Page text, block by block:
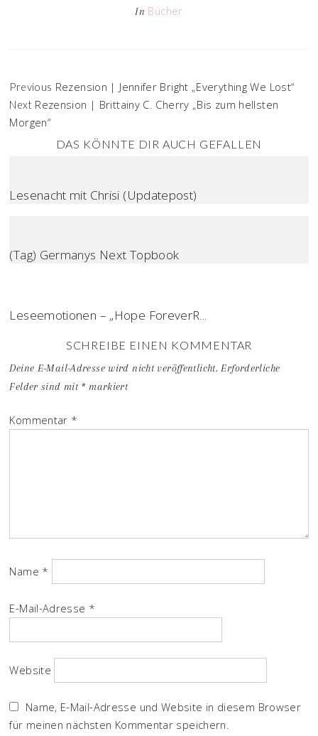
In Bücher
Previous Rezension | Jennifer Bright „Everything We Lost“
Next Rezension | Brittainy C. Cherry „Bis zum hellsten
Morgen“
DAS KÖNNTE DIR AUCH GEFALLEN
Lesenacht mit Chrisi (Updatepost)
(Tag) Germanys Next Topbook
Leseemotionen – „Hope ForeverR...
SCHREIBE EINEN KOMMENTAR
Deine E-Mail-Adresse wird nicht veröffentlicht. Erforderliche
Felder sind mit *markiert
Kommentar *
Name *
E-Mail-Adresse *
Website
Name, E-Mail-Adresse und Website in diesem Browser
für meinen nächsten Kommentar speichern.